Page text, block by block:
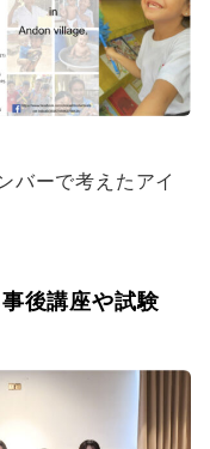
バーで考えたアイ
後講座や試験